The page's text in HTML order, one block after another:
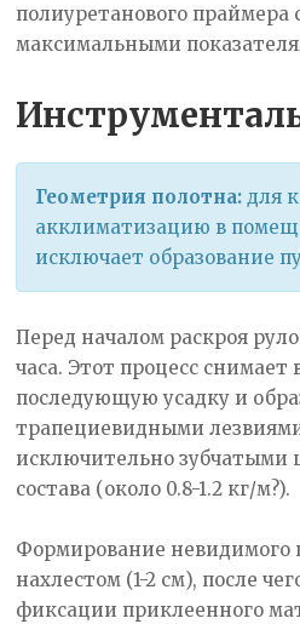
полиуретанового праймера
максимальными
Геометрия полотна: для
акклиматизацию в
исключает образование
Перед началом раскроя
часа. Этот процесс
последующую усадку и
трапециевидными
исключительно зубчатыми
состава (около 0.8-1.2 кг/м?).
Формирование невидимого
нахлестом (1-2 см), после
фиксации приклеенного